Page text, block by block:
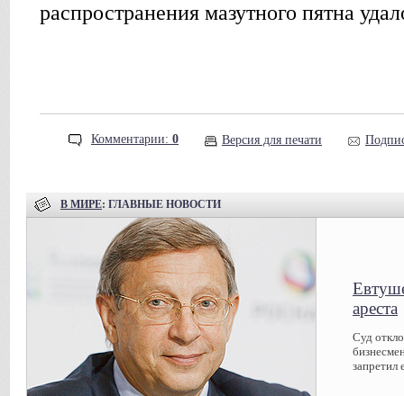
распространения мазутного пятна
Комментарии: 0 Версия для печати
В МИРЕ: ГЛАВНЫЕ НОВОСТИ
ареста
Суд
запретил